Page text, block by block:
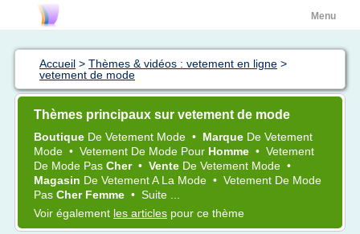
Menu
Accueil > Thèmes & vidéos : vetement en ligne >
vetement de mode
Thèmes principaux sur vetement de mode
Boutique De Vetement Mode • Marque De Vetement
Mode • Vetement De Mode Pour Homme • Vetement
De Mode Pas Cher • Vente De Vetement Mode •
Magasin De VetementA La Mode • Vetement De Mode
Pas Cher Femme • Suite ...
Voir également les articles pour ce thème